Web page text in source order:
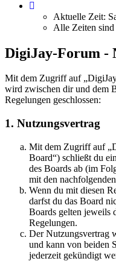
Aktuelle Zeit:
Alle Zeiten sind
DigiJay-Forum -
Mit dem Zugriff auf
wird zwischen dir und dem
Regelungen geschlossen:
1. Nutzungsvertrag
Mit dem Zugriff auf
Board“) schließt du
des Boards ab (im
mit den
Wenn du mit diesen
darfst du das Board
Boards gelten jeweils
Regelungen.
Der Nutzungsvertrag
und kann von beiden
jederzeit gekündigt